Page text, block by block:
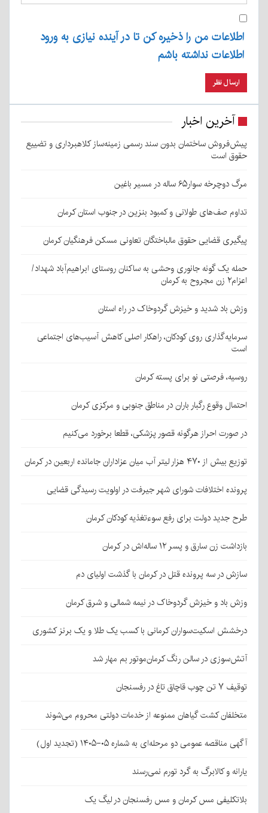
اطلاعات من را ذخیره کن تا در آینده نیازی به ورود
اطلاعات نداشته باشم
آخرین اخبار
پیش‌فروش ساختمان بدون سند رسمی زمینه‌ساز کلاهبرداری و تضییع
حقوق است
مرگ دوچرخه سوار۶۵ ساله در مسیر باغین
تداوم صف‌های طولانی و کمبود بنزین در جنوب استان کرمان
پیگیری قضایی حقوق مالباختگان تعاونی مسکن فرهنگیان کرمان
حمله یک گونه جانوری وحشی به ساکنان روستای ابراهیم‌آباد شهداد/
اعزام۲ زن مجروح به کرمان
وزش باد شدید و خیزش گردوخاک در راه استان
سرمایه‌گذاری روی کودکان، راهکار اصلی کاهش آسیب‌های اجتماعی
است
روسیه، فرصتی نو برای پسته کرمان
احتمال وقوع رگبار باران در مناطق جنوبی و مرکزی کرمان
در صورت احراز هرگونه قصور پزشکی، قطعا برخورد می‌کنیم
توزیع بیش از ۴۷۰ هزار لیتر آب میان عزاداران جامانده اربعین در کرمان
پرونده اختلافات شورای شهر جیرفت در اولویت رسیدگی قضایی
طرح جدید دولت برای رفع سوءتغذیه کودکان کرمان
بازداشت زن سارق و پسر ۱۲ ساله‌اش در کرمان
سازش در سه پرونده قتل در کرمان با گذشت اولیای دم
وزش باد و خیزش گردوخاک در نیمه شمالی و شرق کرمان
درخشش اسکیت‌سواران کرمانی با کسب یک طلا و یک برنز کشوری
آتش‌سوزی در سالن رنگ کرمان‌موتور بم مهار شد
توقیف ۷ تن چوب قاچاق تاغ در رفسنجان
متخلفان کشت گیاهان ممنوعه از خدمات دولتی محروم می‌شوند
آگهی مناقصه عمومی دو مرحله‌ای به شماره ۰۵-۱۴۰۵ (تجدید اول)
یارانه و کالابرگ به گرد تورم نمی‌رسند
بلاتکلیفی مس کرمان و مس رفسنجان در لیگ یک